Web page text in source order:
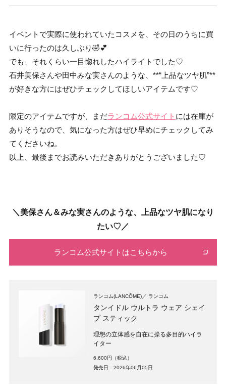
イベントで実際に使われていたコスメを、その日のうちに買
いに行ったのは久しぶり🤣💕
でも、それくらい一目惚れしたハイライトでした♡
石井美保さんや田中みな実さんのような、**“上品なツヤ肌”**
が好きな方にはぜひチェックしてほしいアイテムです♡
限定のアイテムですが、まだランコム公式サイト には在庫が
ありそうなので、気になった方はぜひ早めにチェックしてみ
てくださいね。
以上、最後までお読みいただきありがとうございました♡
＼美保さん＆みな実さんのような、上品なツヤ肌になり
たい♡／
ランコム公式サイトはこちらから
ランコム(LANCÔME) ランコム
タンイドル ウルトラ ウェア シェイ
プ スティック
理想の立体感を自在に操る多目的ハイラ
イター
6,600円（税込）
発売日：2026年06月05日